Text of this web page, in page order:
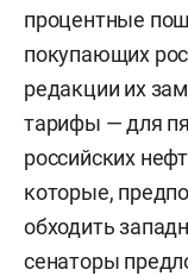
процентные
покупающих
редакции их
тарифы — для
российских
которые,
обходить
сенаторы